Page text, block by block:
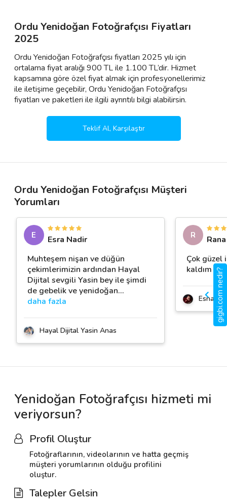
Ordu Yenidoğan Fotoğrafçısı Fiyatları
2025
Ordu Yenidoğan Fotoğrafçısı fiyatları 2025 yılı için
ortalama fiyat aralığı 900 TL ile 1.100 TL’dir. Hizmet
kapsamına göre özel fiyat almak için profesyonellerimiz
ile iletişime geçebilir, Ordu Yenidoğan Fotoğrafçısı
fiyatları ve paketleri ile ilgili ayrıntılı bilgi alabilirsin.
Teklif Al, Karşılaştır
Ordu Yenidoğan Fotoğrafçısı Müşteri
Yorumları
E
Esra Nadir
Muhteşem nişan ve düğün
çekimlerimizin ardından Hayal
Dijital sevgili Yasin bey ile şimdi
de gebelik ve yenidoğan…
daha fazla
Hayal Dijital Yasin Anas
R
Rana
Çok güzel
kaldım
Esna
Yenidoğan Fotoğrafçısı hizmeti mi
veriyorsun?
Profil Oluştur
Fotoğraflarının, videolarının ve hatta geçmiş
müşteri yorumlarının olduğu profilini
oluştur.
Talepler Gelsin
gigbi.com nedir?